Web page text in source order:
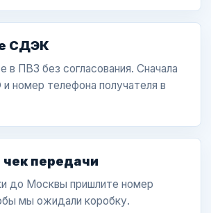
СДЭК
в ПВЗ без согласования. Сначала
номер телефона получателя в
передачи
до Москвы пришлите номер
мы ожидали коробку.